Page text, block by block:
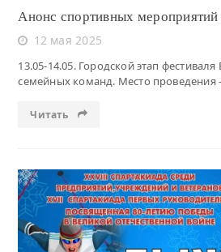
Анонс спортивных
12 мая 2025
13.05-14.05. Городской этап
семейных команд. Место проведения
Читать